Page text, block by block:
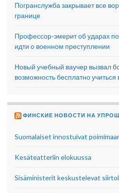
Погранслужба закрывает все
границе
Профессор-эмерит об ударах
идти о военном преступлении
Новый учебный ваучер вызвал
возможность бесплатно учиться
ФИНСКИЕ НОВОСТИ НА
Suomalaiset innostuivat
Kesäteatteriin elokuussa
Sisäministerit keskustelevat